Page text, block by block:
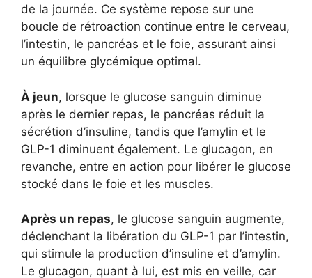
de la journée. Ce système repose sur une
boucle de rétroaction continue entre le cerveau,
l’intestin, le pancréas et le foie, assurant ainsi
un équilibre glycémique optimal.
À jeun, lorsque le glucose sanguin diminue
après le dernier repas, le pancréas réduit la
sécrétion d’insuline, tandis que l’amylin et le
GLP-1 diminuent également. Le glucagon, en
revanche, entre en action pour libérer le glucose
stocké dans le foie et les muscles.
Après un repas, le glucose sanguin augmente,
déclenchant la libération du GLP-1 par l’intestin,
qui stimule la production d’insuline et d’amylin.
Le glucagon, quant à lui, est mis en veille, car